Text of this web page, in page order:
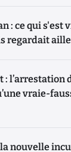
: ce qui s'est
regardait
l’arrestation
vraie-
la nouvelle